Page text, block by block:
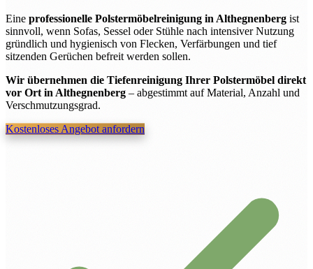
Eine professionelle Polstermöbelreinigung in Althegnenberg ist
sinnvoll, wenn Sofas, Sessel oder Stühle nach intensiver Nutzung
gründlich und hygienisch von Flecken, Verfärbungen und tief
sitzenden Gerüchen befreit werden sollen.
Wir übernehmen die Tiefenreinigung Ihrer Polstermöbel direkt
vor Ort in Althegnenberg – abgestimmt auf Material, Anzahl und
Verschmutzungsgrad.
Kostenloses Angebot anfordern